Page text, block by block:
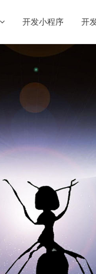
开发小程序 开